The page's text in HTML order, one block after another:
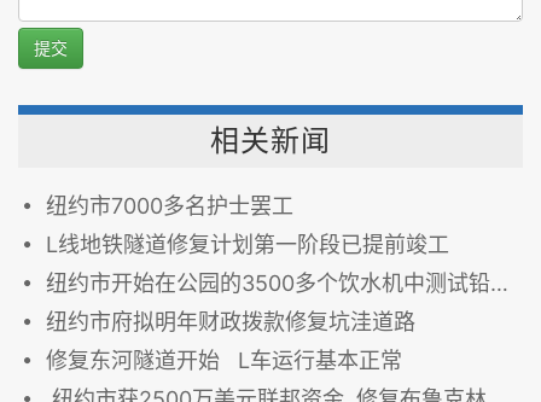
提交
相关新闻
纽约市7000多名护士罢工
L线地铁隧道修复计划第一阶段已提前竣工
纽约市开始在公园的3500多个饮水机中测试铅含量
纽约市府拟明年财政拨款修复坑洼道路
修复东河隧道开始 L车运行基本正常